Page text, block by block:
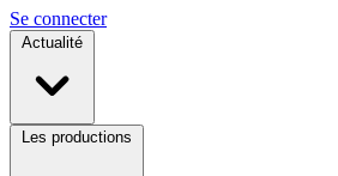
Se connecter
Actualité
Les productions